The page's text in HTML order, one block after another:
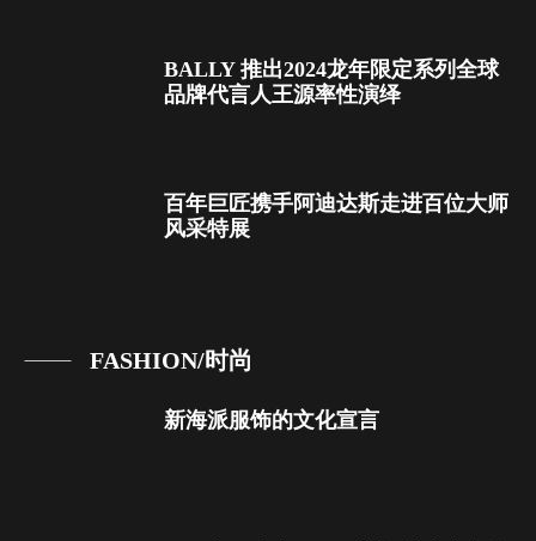
BALLY 推出2024龙年限定系列全球
品牌代言人王源率性演绎
百年巨匠携手阿迪达斯走进百位大师
风采特展
FASHION/时尚
新海派服饰的文化宣言